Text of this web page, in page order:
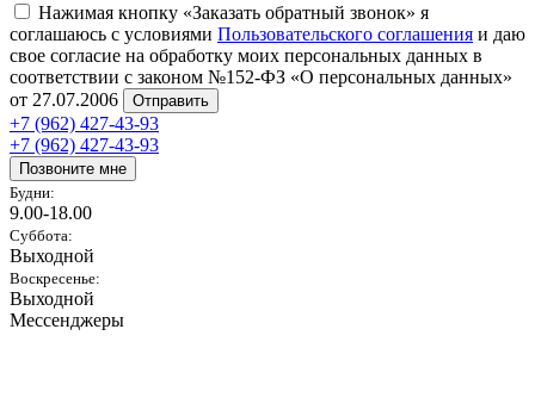
Нажимая кнопку «Заказать обратный звонок» я
соглашаюсь с условиями Пользовательского соглашения и даю
свое согласие на обработку моих персональных данных в
соответствии с законом №152-ФЗ «О персональных данных»
от 27.07.2006
Отправить
+7 (962) 427-43-93
+7 (962) 427-43-93
Позвоните мне
Будни:
9.00-18.00
Суббота:
Выходной
Воскресенье:
Выходной
Мессенджеры